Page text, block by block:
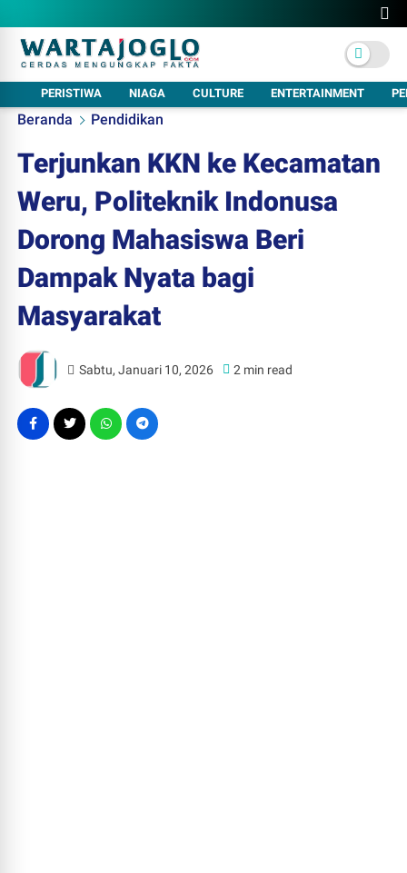
PERISTIWA NIAGA CULTURE ENTERTAINMENT
Beranda Pendidikan
Terjunkan KKN ke Kecamatan
Weru, Politeknik Indonusa
Dorong Mahasiswa Beri
Dampak Nyata bagi
Masyarakat
Sabtu, Januari 10, 2026 2 min read